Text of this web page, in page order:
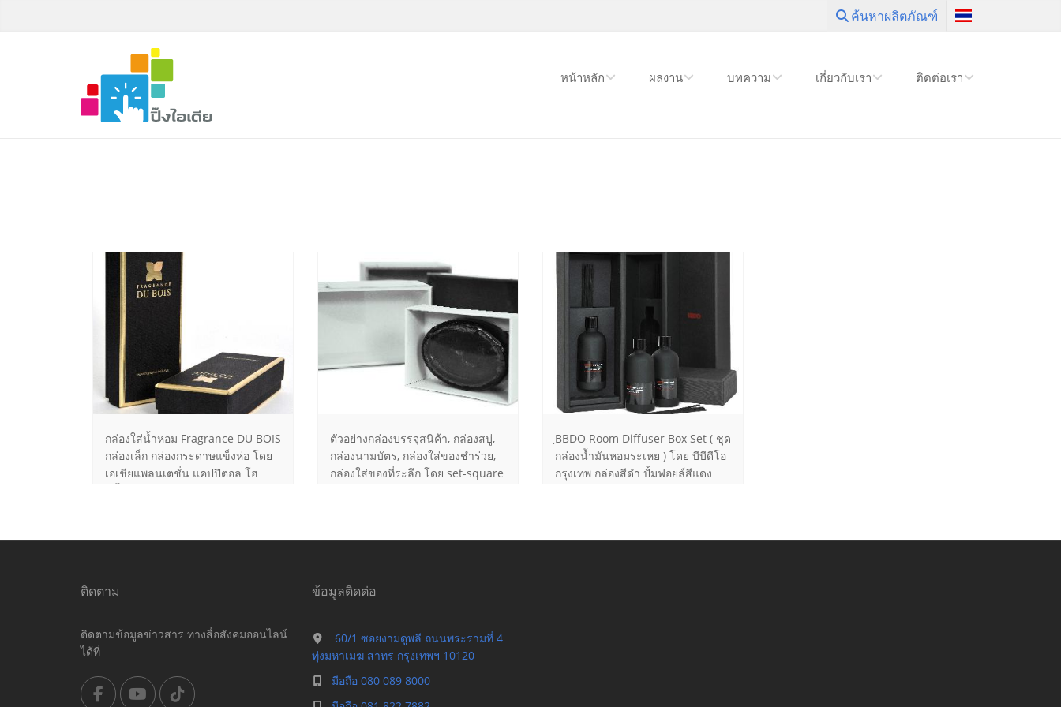
ค้นหาผลิตภัณฑ์
หน้าหลัก ผลงาน บทความ เกี่ยวกับเรา ติดต่อเรา
กล่องใส่น้ำหอม Fragrance DU BOIS
กล่องเล็ก กล่องกระดาษแข็งห่อ โดย
เอเชียแพลนเตชั่น แคปปิตอล โฮ
ตัวอย่างกล่องบรรจุสนิค้า, กล่องสบู่,
กล่องนามบัตร, กล่องใส่ของชำร่วย,
กล่องใส่ของที่ระลึก โดย set-square
ฺBBDO Room Diffuser Box Set ( ชุด
กล่องน้ำมันหอมระเหย ) โดย บีบีดีโอ
กรุงเทพ กล่องสีดำ ปั้มฟอยล์สีแดง
ติดตาม
ติดตามข้อมูลข่าวสาร ทางสื่อสังคมออนไลน์
ได้ที่
ข้อมูลติดต่อ
60/1 ซอยงามดูพลี ถนนพระรามที่ 4
ทุ่งมหาเมฆ สาทร กรุงเทพฯ 10120
มือถือ 080 089 8000